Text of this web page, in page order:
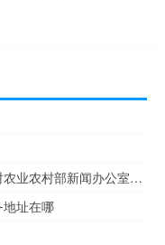
预告：2023年11月17日 周五上午10时农业农村部新闻办公室举行新闻发布会
地址在哪